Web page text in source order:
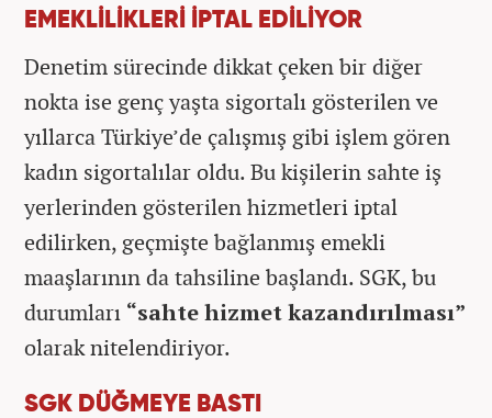
EMEKLİLİKLERİ İPTAL EDİLİYOR
Denetim sürecinde dikkat çeken bir diğer
nokta ise genç yaşta sigortalı gösterilen ve
yıllarca Türkiye’de çalışmış gibi işlem gören
kadın sigortalılar oldu. Bu kişilerin sahte iş
yerlerinden gösterilen hizmetleri iptal
edilirken, geçmişte bağlanmış emekli
maaşlarının da tahsiline başlandı. SGK, bu
durumları “sahte hizmet kazandırılması”
olarak nitelendiriyor.
SGK DÜĞMEYE BASTI